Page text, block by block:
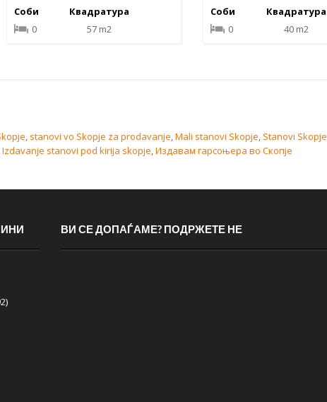
Соби
0
Квадратура
57 m2
Соби
0
Квадратура
40 m2
, stanovi vo Skopje za prodavanje,Mali stanovi Skopje, Stanovi Skopje
Izdavanje stanovi pod kirija skopje,Издавам гарсоњера во Скопје
ВИ СЕ ДОПАЃАМЕ? ПОДРЖЕТЕ НЕ